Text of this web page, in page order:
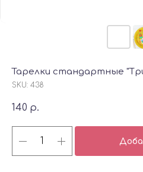
Тарелки стандартные
SKU: 438
140 р.